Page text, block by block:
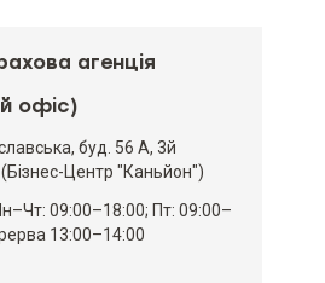
агенція
офіс)
буд. 56 А, 3й
Центр "Каньйон")
09:00–18:00; Пт: 09:00–
13:00–14:00